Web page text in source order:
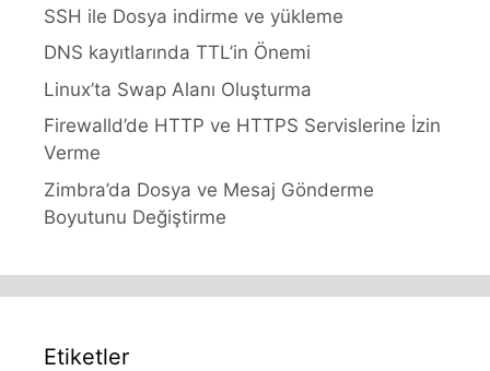
SSH ile Dosya indirme ve yükleme
DNS kayıtlarında TTL’in Önemi
Linux’ta Swap Alanı Oluşturma
Firewalld’de HTTP ve HTTPS Servislerine İzin
Verme
Zimbra’da Dosya ve Mesaj Gönderme
Boyutunu Değiştirme
Etiketler